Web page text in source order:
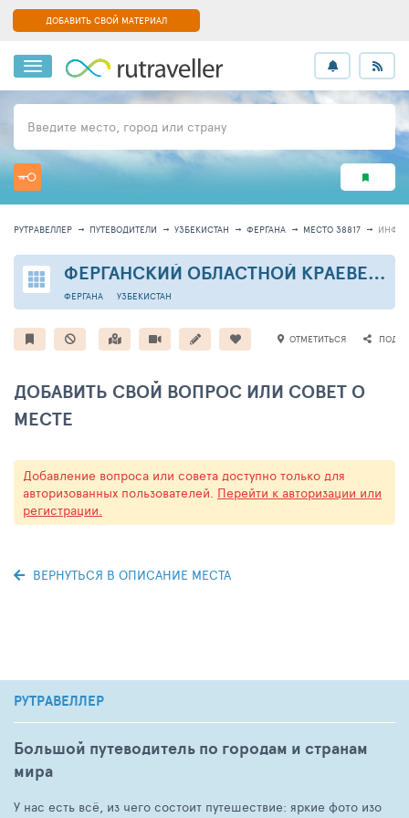
ДОБАВИТЬ СВОЙ МАТЕРИАЛ
Введите место, город или страну
РУТРАВЕЛЛЕР ПУТЕВОДИТЕЛИ УЗБЕКИСТАН ФЕРГАНА МЕСТО 38817
ФЕРГАНСКИЙ ОБЛАСТНОЙ КРАЕВЕДЧЕСКИЙ МУЗЕЙ
УЗБЕКИСТАН
ФЕРГАНА
ОТМЕТИТЬСЯ
ДОБАВИТЬ СВОЙ ВОПРОС ИЛИ СОВЕТ О
МЕСТЕ
Добавление вопроса или совета доступно только для
авторизованных пользователей. Перейти к авторизации или
регистрации.
ВЕРНУТЬСЯ В ОПИСАНИЕ МЕСТА
РУТРАВЕЛЛЕР
Большой путеводитель по городам и странам
мира
У нас есть всё, из чего состоит путешествие: яркие фото изо